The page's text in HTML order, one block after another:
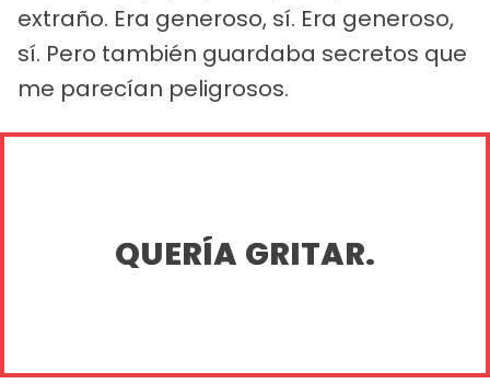
extraño. Era generoso, sí. Era generoso,
sí. Pero también guardaba secretos que
me parecían peligrosos.
QUERÍA GRITAR.